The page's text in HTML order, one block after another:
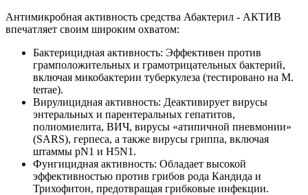
Антимикробная активность средства Абактерил - АКТИВ
впечатляет своим широким охватом:
Бактерицидная активность: Эффективен против
грамположительных и грамотрицательных бактерий,
включая микобактерии туберкулеза (тестировано на M.
terrae).
Вирулицидная активность: Деактивирует вирусы
энтеральных и парентеральных гепатитов,
полиомиелита, ВИЧ, вирусы «атипичной пневмонии»
(SARS), герпеса, а также вирусы гриппа, включая
штаммы pN1 и H5N1.
Фунгицидная активность: Обладает высокой
эффективностью против грибов рода Кандида и
Трихофитон, предотвращая грибковые инфекции.